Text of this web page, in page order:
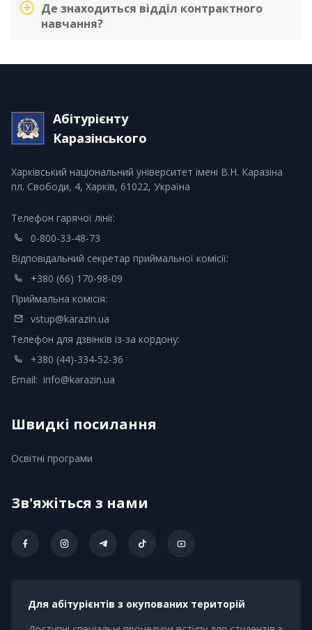
Де знаходиться відділ контрактного
навчання?
Абітурієнту
Каразінського
Харківський національний університет імені В.Н. Каразіна
пл. Свободи, 4, Харків, 61022, Україна
Телефон гарячої лінії:
0-800-33-48-73
Відповідальний секретар приймальної комісії:
+380 (66) 170-98-09
Приймальна комісія:
vstup@karazin.ua
Телефон для дзвінків із-за кордону:
+380 (44)-334-52-36
Email: info@karazin.ua
Швидкі посилання
Освітні програми
Зв'яжіться з нами
Для абітурієнтів з окупованих територій